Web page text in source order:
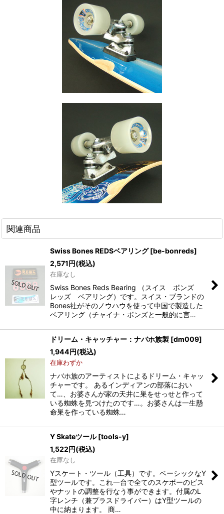
関連商品
Swiss Bones REDSベアリング [be-bonreds]
2,571円(税込)
在庫なし
Swiss Bones Reds Bearing （スイス ボンズ
レッズ ベアリング）です。スイス・ブランドの
Bones社がそのノウハウを使って中国で製造した
ベアリング（チャイナ・ボンズと一般的に言…
ドリーム・キャッチャー：ナバホ族製 [dm009]
1,944円(税込)
在庫わずか
ナバホ族のアーティストによるドリーム・キャッ
チャーです。 あるインディアンの部落におい
て…、お婆さんが家の天井に巣をせっせと作って
いる蜘蛛を見つけたのです…。お婆さんは一生懸
命巣を作っている蜘蛛…
Y Skateツール [tools-y]
1,522円(税込)
在庫なし
Yスケート・ツール（工具）です。ベーシックなY
型ツールです。これ一台で全てのスケボーのビス
やナットの調整を行なう事ができます。付属のL
字レンチ（兼プラスドライバー）はY型ツールの
中に納まります。 商…